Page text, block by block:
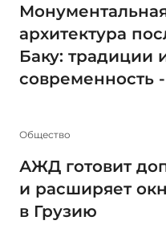
архитектура
Баку: традиции
современность
Общество
АЖД готовит
и расширяет
в Грузию